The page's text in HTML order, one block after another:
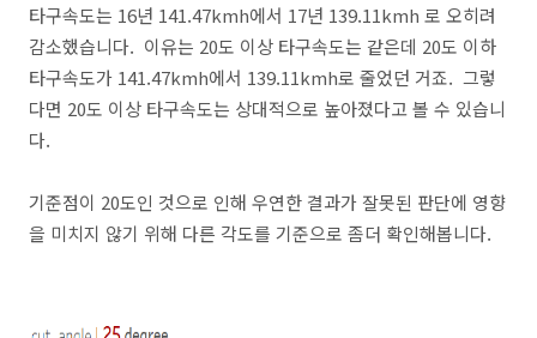
타구속도는 16년 141.47kmh에서 17년 139.11kmh 로 오히려
감소했습니다. 이유는 20도 이상 타구속도는 같은데 20도 이하
타구속도가 141.47kmh에서 139.11kmh로 줄었던 거죠. 그렇
다면 20도 이상 타구속도는 상대적으로 높아졌다고 볼 수 있습니
다.
기준점이 20도인 것으로 인해 우연한 결과가 잘못된 판단에 영향
을 미치지 않기 위해 다른 각도를 기준으로 좀더 확인해봅니다.